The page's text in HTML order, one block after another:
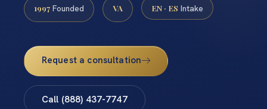
1997 Founded VA EN · ES Intake
Request a consultation
Call (888) 437-7747